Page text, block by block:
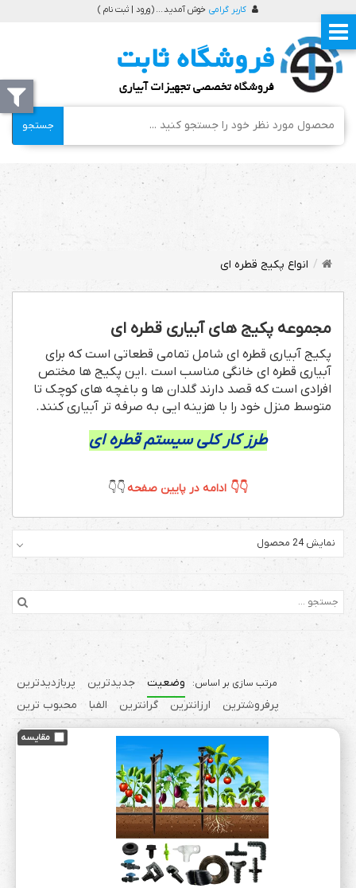
کاربر گرامی خوش آمدید ... (ورود | ثبت نام )
جستجو
انواع پکیج قطره ای
مجموعه پکیج های آبیاری قطره ای
پکیج آبیاری قطره ای شامل تمامی قطعاتی است که برای
آبیاری قطره ای خانگی مناسب است .این پکیج ها مختص
افرادی است که قصد دارند گلدان ها و باغچه های کوچک تا
متوسط منزل خود را با هزینه ایی به صرفه تر آبیاری کنند.
طرز كار كلی سیستم قطره ای
👇👇 ادامه در پایین صفحه 👇👇
نمایش 24 محصول
وضعیت جدیدترین
پربازدیدترین
پرفروشترین
ارزانترین گرانترین الفبا محبوب ترین